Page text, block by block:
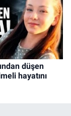
düşen
hayatını